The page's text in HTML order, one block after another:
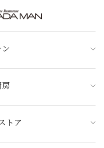
トア